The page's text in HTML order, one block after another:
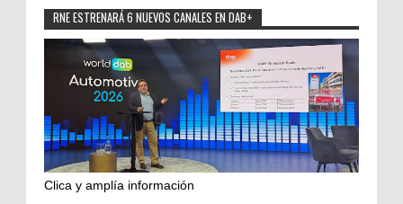
RNE ESTRENARÁ 6 NUEVOS CANALES EN DAB+
Clica y amplía información